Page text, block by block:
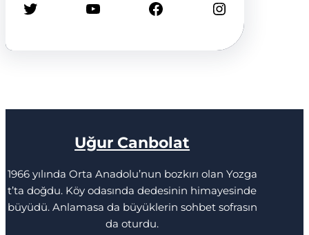
Twitter YouTube Facebook Instagram
Uğur Canbolat
1966 yılında Orta Anadolu’nun bozkırı olan Yozga
t’ta doğdu. Köy odasında dedesinin himayesinde
büyüdü. Anlamasa da büyüklerin sohbet sofrasın
da oturdu.